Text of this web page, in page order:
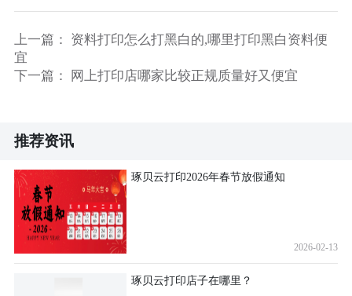
上一篇： 资料打印怎么打黑白的,哪里打印黑白资料便
宜
下一篇：
网上打印店哪家比较正规质量好又便宜
推荐资讯
琢贝云打印2026年春节放假通知
2026-02-13
琢贝云打印店子在哪里？